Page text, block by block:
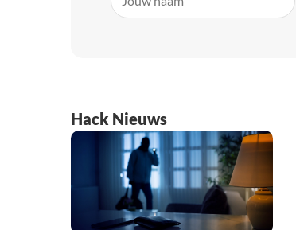
Hack Nieuws